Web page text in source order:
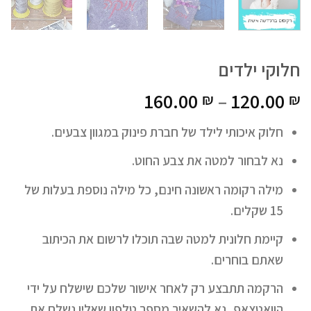
חלוקי ילדים
120.00 ₪
–
160.00 ₪
חלוק איכותי לילד של חברת פינוק במגוון צבעים.
נא לבחור למטה את צבע החוט.
מילה רקומה ראשונה חינם, כל מילה נוספת בעלות של
15 שקלים.
קיימת חלונית למטה שבה תוכלו לרשום את הכיתוב
שאתם בוחרים.
הרקמה תתבצע רק לאחר אישור שלכם שישלח על ידי